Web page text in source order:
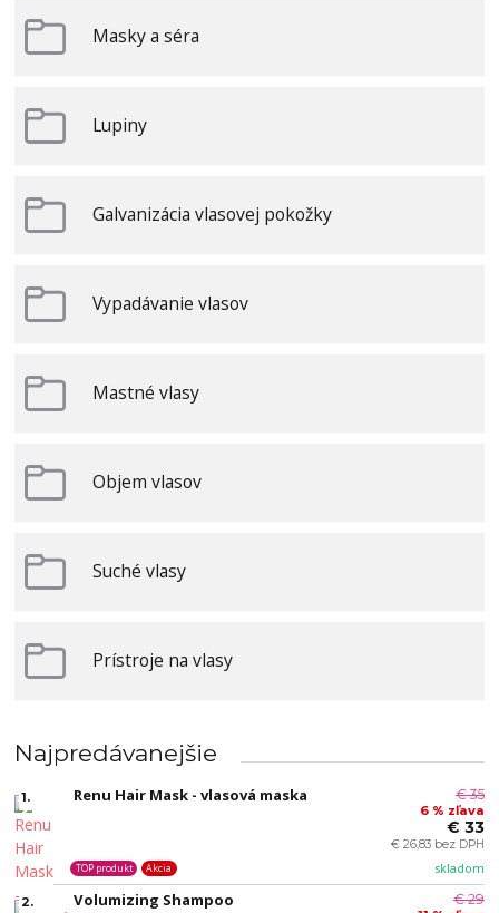
Masky a séra
Lupiny
Galvanizácia vlasovej pokožky
Vypadávanie vlasov
Mastné vlasy
Objem vlasov
Suché vlasy
Prístroje na vlasy
Najpredávanejšie
1. Renu Hair Mask - vlasová maska
skladom
TOP produkt Akcia
€ 35
6 % zľava
€ 33
€ 26,83 bez DPH
2. Volumizing Shampoo € 29